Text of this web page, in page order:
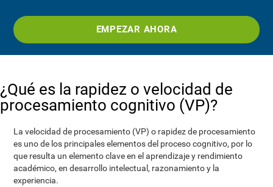
EMPEZAR AHORA
¿Qué es la rapidez o velocidad de
procesamiento cognitivo (VP)?
La velocidad de procesamiento (VP) o rapidez de procesamiento
es uno de los principales elementos del proceso cognitivo, por lo
que resulta un elemento clave en el aprendizaje y rendimiento
académico, en desarrollo intelectual, razonamiento y la
experiencia.